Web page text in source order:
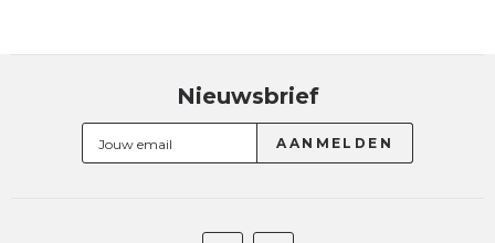
Nieuwsbrief